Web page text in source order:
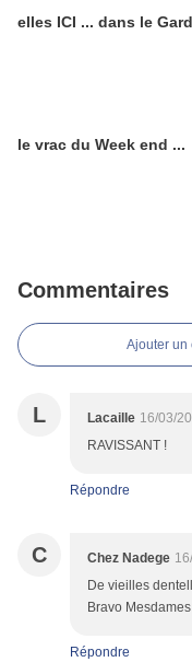
elles ICI ... dans le
le vrac du Week end ...
Commentaires
Ajouter un
L Lacaille 16/03/
RAVISSANT !
Répondre
C Chez Nadege
De vieilles
Bravo
Répondre